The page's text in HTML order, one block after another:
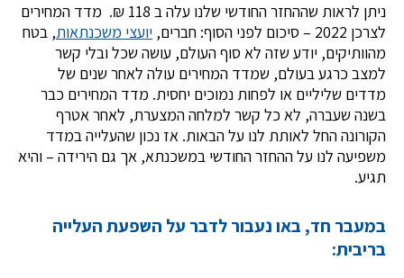
ניתן לראות שההחזר החודשי שלנו עלה ב 118 ₪. מדד המחירים
לצרכן 2022 – סיכום לפני הסוף: חברים,
יועצי משכנתאות, בטח
מהוותיקים, יודע שזה לא סוף העולם, עושה שכל ובלי קשר
למצב כרגע בעולם, שמדד המחירים עולה לאחר שנים של
מדדים שליליים או לפחות נמוכים יחסית. מדד המחירים כבר
בשנה שעברה, לא כל קשר למלחה המצערת, לאחר אטרף
הקורונה החל לאותת לנו על הבאות. אז נכון שהעלייה במדד
משפיעה לנו על ההחזר החודשי במשכנתא, אך גם הירידה – והיא
תגיע.
במעבר חד, באו נעבור לדבר על השפעת העלייה
בריבית: